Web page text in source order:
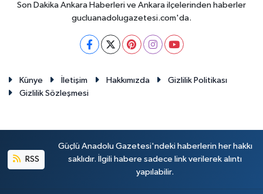
Son Dakika Ankara Haberleri ve Ankara ilçelerinden haberler
gucluanadolugazetesi.com'da.
Künye İletişim Hakkımızda
Gizlilik Politikası
Gizlilik Sözleşmesi
RSS
Güçlü Anadolu Gazetesi'ndeki haberlerin her hakkı
saklıdır. İlgili habere sadece link verilerek alıntı
yapılabilir.